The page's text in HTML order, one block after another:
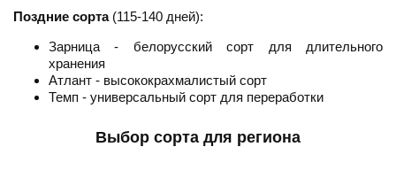
Поздние сорта(115-140 дней):
Зарница - белорусский сорт для длительного
хранения
Атлант - высококрахмалистый сорт
Темп - универсальный сорт для переработки
Выбор сорта для региона